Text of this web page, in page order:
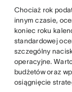
Chociaż rok
innym czasie,
koniec roku
standardowej
szczególny
operacyjne.
budżetów oraz
osiągnięcie